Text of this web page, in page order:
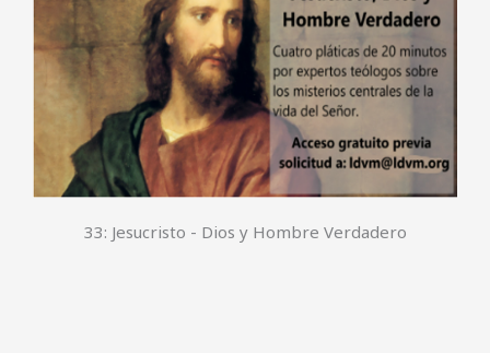
33: Jesucristo - Dios y Hombre Verdadero